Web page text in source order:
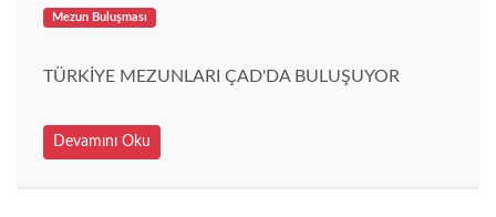
Mezun Buluşması
TÜRKİYE MEZUNLARI ÇAD'DA BULUŞUYOR
Devamını Oku